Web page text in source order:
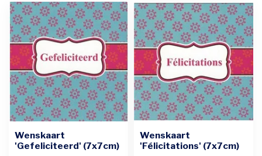
Wenskaart
'Gefeliciteerd' (7x7cm)
Wenskaart
'Félicitations' (7x7cm)